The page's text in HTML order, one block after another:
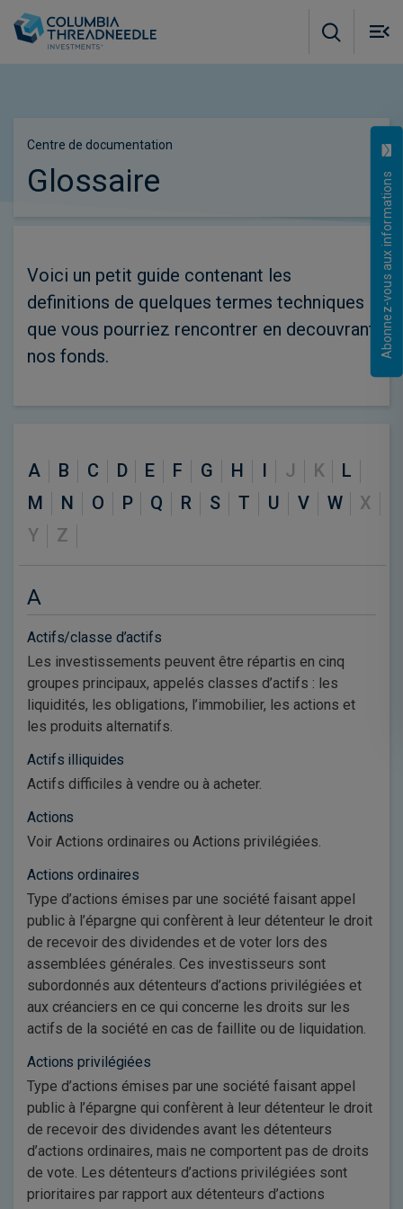
Centre de documentation
Glossaire
Voici un petit guide contenant les
definitions de quelques termes techniques
que vous pourriez rencontrer en decouvrant
nos fonds.
A B C D E F G H I J K
L
M
N O P Q R S T U V W
X
Y
Z
A
Actifs/classe d’actifs
Les investissements peuvent être répartis en cinq
groupes principaux, appelés classes d’actifs : les
liquidités, les obligations, l’immobilier, les actions et
les produits alternatifs.
Actifs illiquides
Actifs difficiles à vendre ou à acheter.
Actions
Voir Actions ordinaires ou Actions privilégiées.
Actions ordinaires
Type d’actions émises par une société faisant appel
public à l’épargne qui confèrent à leur détenteur le droit
de recevoir des dividendes et de voter lors des
assemblées générales. Ces investisseurs sont
subordonnés aux détenteurs d’actions privilégiées et
aux créanciers en ce qui concerne les droits sur les
actifs de la société en cas de faillite ou de liquidation.
Actions privilégiées
Type d’actions émises par une société faisant appel
public à l’épargne qui confèrent à leur détenteur le droit
de recevoir des dividendes avant les détenteurs
d’actions ordinaires, mais ne comportent pas de droits
de vote. Les détenteurs d’actions privilégiées sont
prioritaires par rapport aux détenteurs d’actions
Abonnez-vous aux informations